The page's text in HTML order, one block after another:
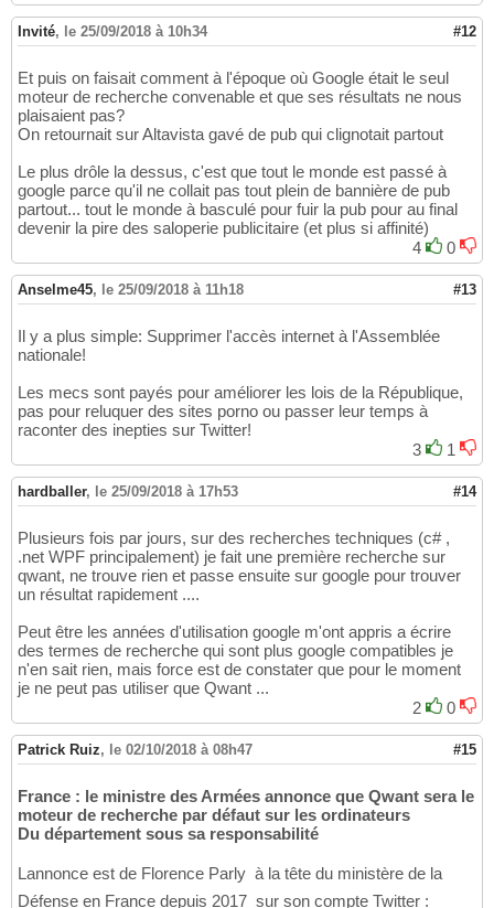
Invité, le 25/09/2018 à 10h34 #12
Et puis on faisait comment à l'époque où Google était le seul
moteur de recherche convenable et que ses résultats ne nous
plaisaient pas?
On retournait sur Altavista gavé de pub qui clignotait partout
Le plus drôle la dessus, c'est que tout le monde est passé à
google parce qu'il ne collait pas tout plein de bannière de pub
partout... tout le monde à basculé pour fuir la pub pour au final
devenir la pire des saloperie publicitaire (et plus si affinité)
4
0
Anselme45, le 25/09/2018 à 11h18 #13
Il y a plus simple: Supprimer l'accès internet à l'Assemblée
nationale!
Les mecs sont payés pour améliorer les lois de la République,
pas pour reluquer des sites porno ou passer leur temps à
raconter des inepties sur Twitter!
3
1
hardballer, le 25/09/2018 à 17h53 #14
Plusieurs fois par jours, sur des recherches techniques (c# ,
.net WPF principalement) je fait une première recherche sur
qwant, ne trouve rien et passe ensuite sur google pour trouver
un résultat rapidement ....
Peut être les années d'utilisation google m'ont appris a écrire
des termes de recherche qui sont plus google compatibles je
n'en sait rien, mais force est de constater que pour le moment
je ne peut pas utiliser que Qwant ...
2
0
Patrick Ruiz, le 02/10/2018 à 08h47 #15
France : le ministre des Armées annonce que Qwant sera le
moteur de recherche par défaut sur les ordinateurs
Du département sous sa responsabilité
Lannonce est de Florence Parly  à la tête du ministère de la
Défense en France depuis 2017  sur son compte Twitter :